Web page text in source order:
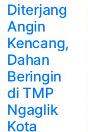
Diterjang
Angin
Kencang,
Dahan
Beringin
di TMP
Ngaglik
Kota